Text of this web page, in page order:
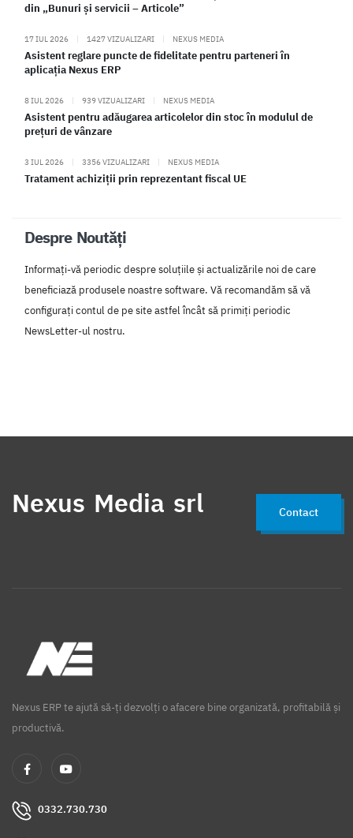
din „Bunuri și servicii – Articole”
17 IUL 2026 | 1427 VIZUALIZARI | NEXUS MEDIA
Asistent reglare puncte de fidelitate pentru parteneri în
aplicația Nexus ERP
8 IUL 2026 | 939 VIZUALIZARI | NEXUS MEDIA
Asistent pentru adăugarea articolelor din stoc în modulul de
prețuri de vânzare
3 IUL 2026 | 3356 VIZUALIZARI | NEXUS MEDIA
Tratament achiziții prin reprezentant fiscal UE
Despre Noutăți
Informați-vă periodic despre soluțiile și actualizările noi de care
beneficiază produsele noastre software. Vă recomandăm să vă
configurați contul de pe site astfel încât să primiți periodic
NewsLetter-ul nostru.
Nexus Media srl Contact
Nexus ERP te ajută să-ți dezvolți o afacere bine organizată, profitabilă și
productivă.
0332.730.730